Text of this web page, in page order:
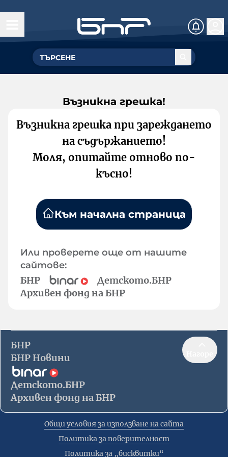
Възникна грешка!
Възникна грешка при зареждането
на съдържанието!
Моля, опитайте отново по-
късно!
Към начална страница
Или проверете още от нашите
сайтове:
БНР
Детското.БНР
Архивен фонд на БНР
БНР
БНР Новини
Детското.БНР
Архивен фонд на БНР
Общи условия за използване на сайта
Политика за поверителност
Политика за „бисквитки“